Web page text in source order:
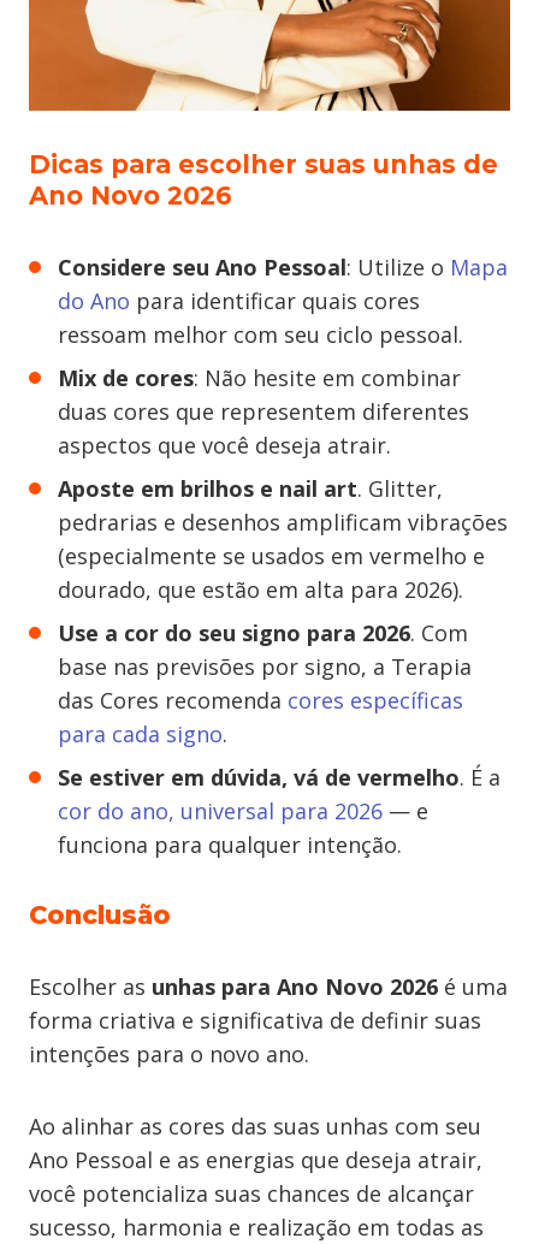
Dicas para escolher suas unhas de
Ano Novo 2026
Considere seu Ano Pessoal: Utilize o Mapa
do Ano para identificar quais cores
ressoam melhor com seu ciclo pessoal.
Mix de cores: Não hesite em combinar
duas cores que representem diferentes
aspectos que você deseja atrair.
Aposte em brilhos e nail art. Glitter,
pedrarias e desenhos amplificam vibrações
(especialmente se usados em vermelho e
dourado, que estão em alta para 2026).
Use a cor do seu signo para 2026. Com
base nas previsões por signo, a Terapia
das Cores recomenda cores específicas
para cada signo.
Se estiver em dúvida, vá de vermelho. É a
cor do ano, universal para 2026 — e
funciona para qualquer intenção.
Conclusão
Escolher as unhas para Ano Novo 2026 é uma
forma criativa e significativa de definir suas
intenções para o novo ano.
Ao alinhar as cores das suas unhas com seu
Ano Pessoal e as energias que deseja atrair,
você potencializa suas chances de alcançar
sucesso, harmonia e realização em todas as